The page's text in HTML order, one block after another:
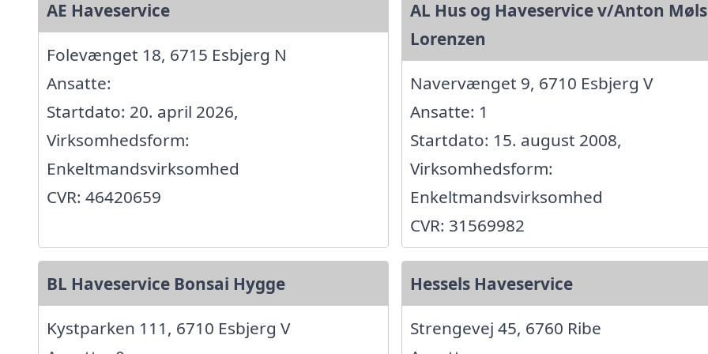
AE Haveservice
Folevænget 18, 6715 Esbjerg N
Ansatte:
Startdato: 20. april 2026,
Virksomhedsform:
Enkeltmandsvirksomhed
CVR: 46420659
AL Hus og Haveservice v/Anton
Lorenzen
Navervænget 9, 6710 Esbjerg V
Ansatte: 1
Startdato: 15. august 2008,
Virksomhedsform:
Enkeltmandsvirksomhed
CVR: 31569982
BL Haveservice Bonsai Hygge
Kystparken 111, 6710 Esbjerg V
Hessels Haveservice
Strengevej 45, 6760 Ribe